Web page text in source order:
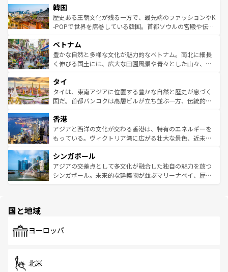
はコンテンツ一覧
いる。アクティビティも充実しており、サーフィンやダイ
ビング、ハイキングなど、アウトドア好きにはたまらな
い。オーストラリアの多彩な魅力を存分に味わいつくそ
参照してほしい。
ン）、静ひつな山岳地帯である台湾東部など、都市の喧騒
と山間の静けさが共存しており、訪れる人に新しい発見と
驚きをもたらしてくれる。また、奥深い台湾の食文化も魅
容にもいいと評判のスイーツなど、バラエティ豊かな料理
が味わえる。 なお、新着の台湾情報は コンテンツ一覧を参
照してほしい。
韓国
歴史ある王朝文化が残る一方で、最先端のファッションやK
-POPで世界を席巻している韓国。首都ソウルの宮殿や伝統
き、地方に足を延ばせば四季折々の自然美を楽しむことが
できる。そして、キムチや焼肉、絶品のストリートフード
まで、さまざまな韓国料理が待っている。夜には、韓国な
リティに包まれながら、韓国の多彩な魅力を心ゆくまで味
わってみてほしい。 なお、新着の韓国情報はコンテンツ一
覧を参照してほしい。
ベトナム
豊かな自然と多様な文化が魅力的なベトナム。南北に細長
く伸びる国土には、広大な田園風景や青々とした山々、世
急速な発展と共に伝統が息づく。ハノイの古い町並みやホ
ーチミン市のフランス統治時代の建物も、独特の雰囲気を
醸し出している。また、バラエティの豊かさとおいしさで
とつ。フォーやバインミー、ベトナムコーヒーなどは、ぜ
ひ現地で味わいたい。どの地域を訪れてもあたたかい人々
が旅行者を迎えてくれるので、きっと忘れられない旅にな
参照してほしい。
タイ
タイは、東南アジアに位置する豊かな自然と歴史が息づく
国だ。首都バンコクは高層ビルが立ち並ぶ一方、伝統的な
の活気が交差している。北部ではチェンマイなどの山岳地
帯で自然と触れ合い、南部ではプーケットやクラビの美し
いビーチでリゾート気分を楽しむことができる。タイ料理
激する。気候は一年中温暖で、どの季節にも異なる楽しみ
が待っている。親しみやすいタイの人々、仏教を中心とし
た文化、そして多様な観光資源が、訪れる旅人を魅了し続
香港
アジアと西洋の文化が交わる香港は、特有のエネルギーを
もっている。ヴィクトリア湾に広がる壮大な景色、近未来
み、どこを訪れても感動するはず。観光スポットが密集し
ており、効率よく見どころを回れるのも魅力。息をのむよ
うな絶景から文化的な体験まで、香港を存分に楽しみ尽く
シンガポール
アジアの交差点として多文化が融合した独自の魅力を放つ
シンガポール。未来的な建築物が並ぶマリーナベイ、歴史
で、ホーカーズは地元の風情を楽しめる外せないスポット
国と地域
ヨーロッパ
北米